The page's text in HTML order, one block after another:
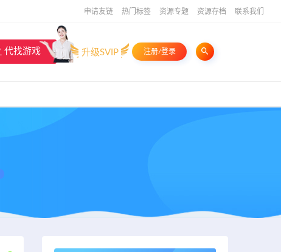
申请友链 热门标签 资源专题 资源存档 联系我们
代找游戏 升级SVIP 注册/登录